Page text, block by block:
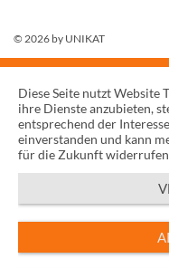
© 2026 by UNIKAT
Diese Seite nutzt Website
ihre Dienste anzubieten,
entsprechend der
einverstanden und kann
für die Zukunft